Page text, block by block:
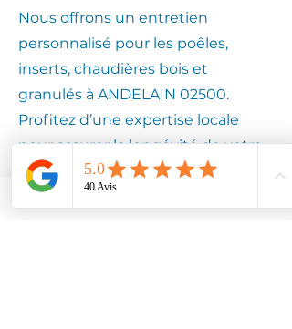
Nous offrons un entretien
personnalisé pour les poêles,
inserts, chaudières bois et
granulés à ANDELAIN 02500.
Profitez d’une expertise locale
pour assurer la longévité de votre
équipement.